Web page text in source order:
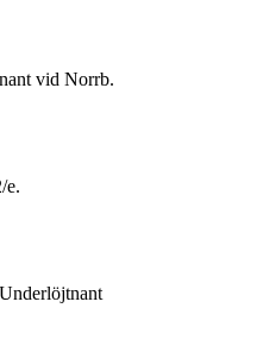
vid Norrb.
e.